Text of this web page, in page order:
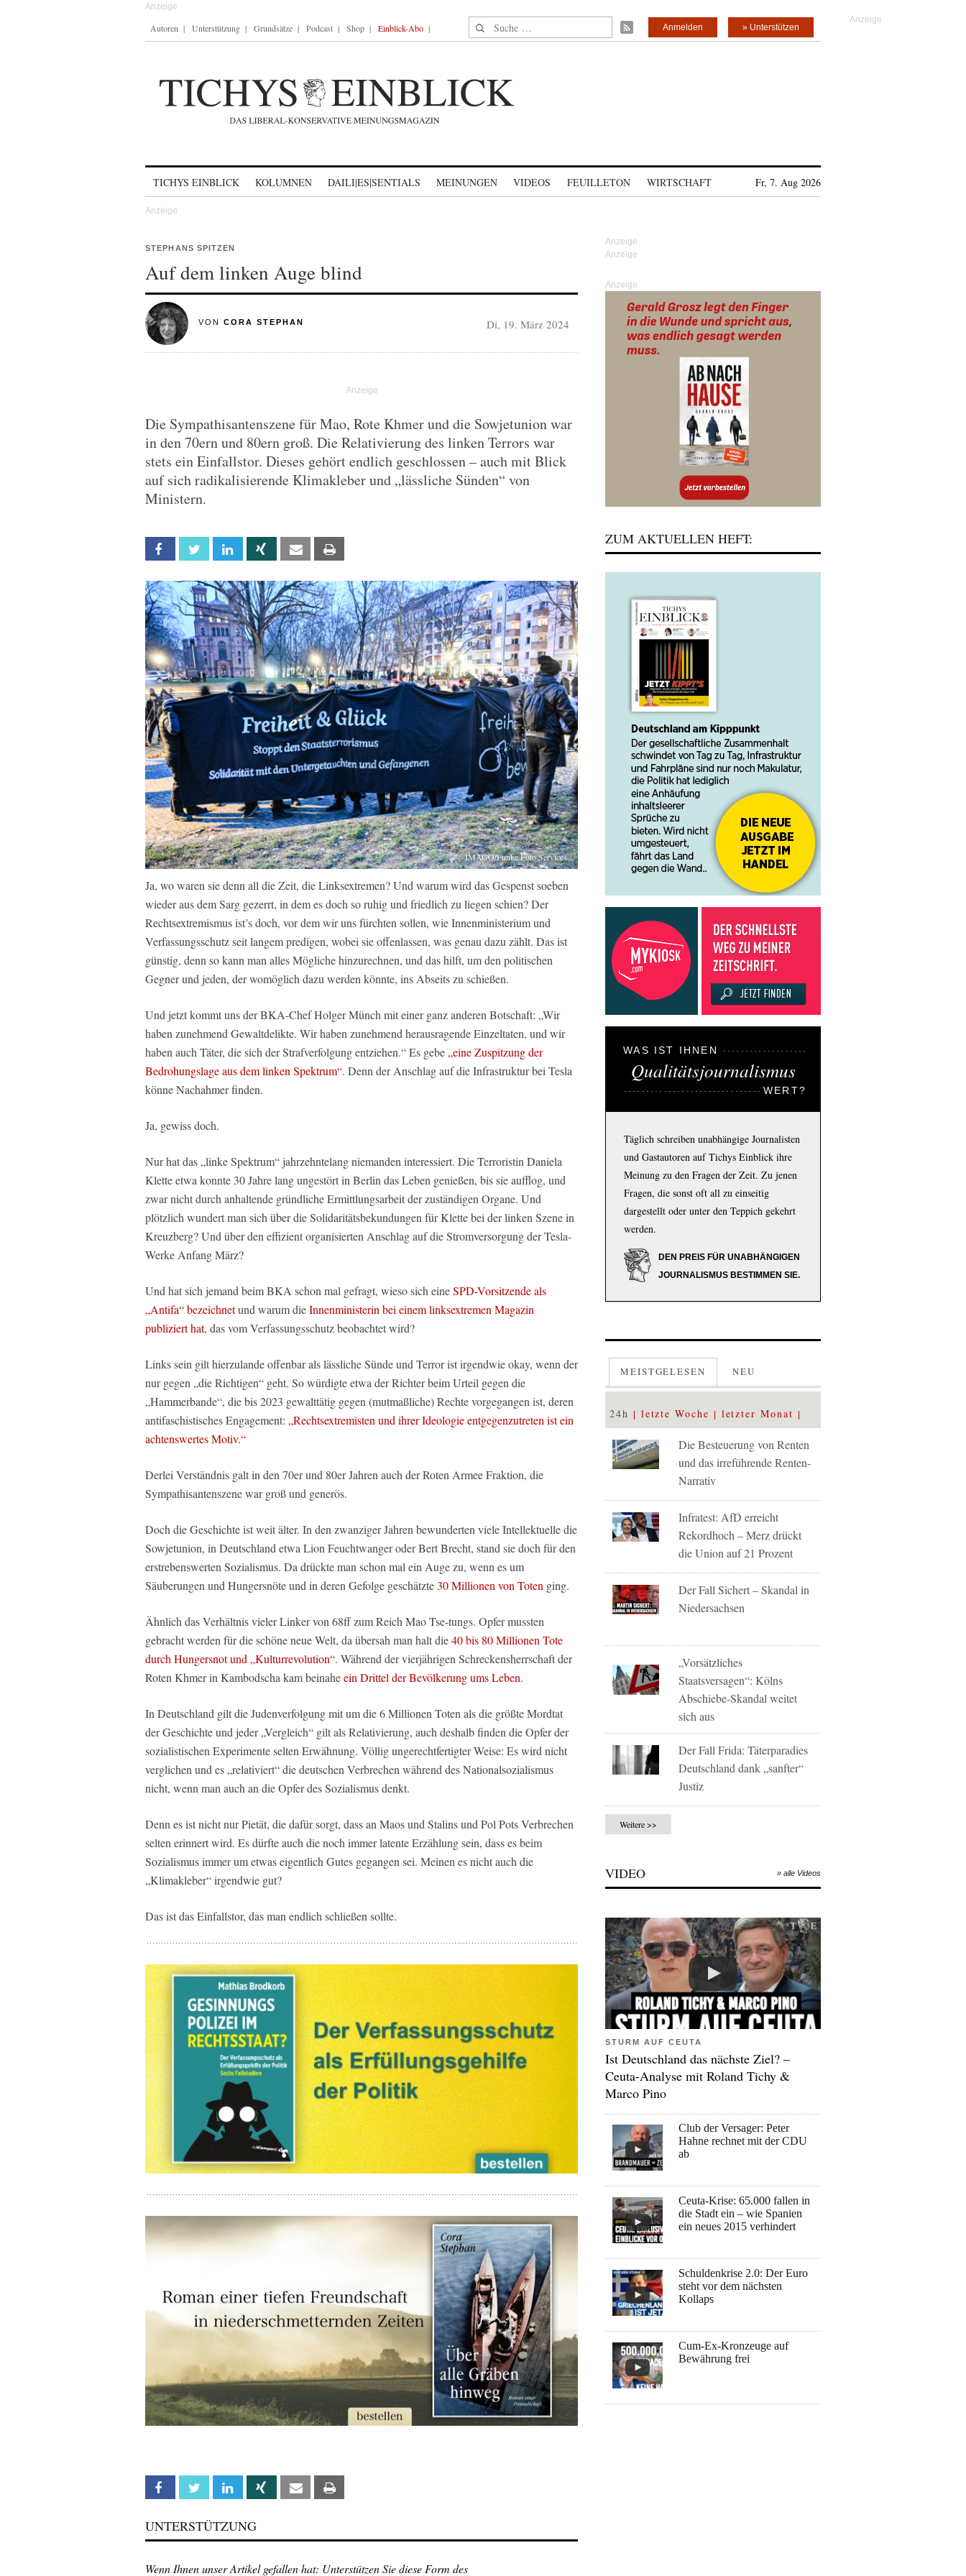
Autoren Unterstützung Grundsätze Podcast Shop Einblick-Abo Suche nach: » Unterstützen
Anmelden
TICHYS EINBLICK KOLUMNEN DAILI|ES|SENTIALS MEINUNGEN VIDEOS FEUILLETON WIRTSCHAFT Fr, 7. Aug 2026
STEPHANS SPITZEN
Auf dem linken Auge blind
VON CORA STEPHAN Di, 19. März 2024
Die Sympathisantenszene für Mao, Rote Khmer und die Sowjetunion war
in den 70ern und 80ern groß. Die Relativierung des linken Terrors war
stets ein Einfallstor. Dieses gehört endlich geschlossen – auch mit Blick
auf sich radikalisierende Klimakleber und „lässliche Sünden“ von
Ministern.
Facebook Twitter Linkedin Xing Email
IMAGO/Funke Foto Services
Ja, wo waren sie denn all die Zeit, die Linksextremen? Und warum wird das Gespenst soeben
wieder aus dem Sarg gezerrt, in dem es doch so ruhig und friedlich zu liegen schien? Der
Rechtsextremismus ist’s doch, vor dem wir uns fürchten sollen, wie Innenministerium und
Verfassungsschutz seit langem predigen, wobei sie offenlassen, was genau dazu zählt. Das ist
günstig, denn so kann man alles Mögliche hinzurechnen, und das hilft, um den politischen
Gegner und jeden, der womöglich dazu werden könnte, ins Abseits zu schießen.
Und jetzt kommt uns der BKA-Chef Holger Münch mit einer ganz anderen Botschaft: „Wir
haben zunehmend Gewaltdelikte. Wir haben zunehmend herausragende Einzeltaten, und wir
haben auch Täter, die sich der Strafverfolgung entziehen.“ Es gebe „eine Zuspitzung der
Bedrohungslage aus dem linken Spektrum“. Denn der Anschlag auf die Infrastruktur bei Tesla
könne Nachahmer finden.
Ja, gewiss doch.
Nur hat das „linke Spektrum“ jahrzehntelang niemanden interessiert. Die Terroristin Daniela
Klette etwa konnte 30 Jahre lang ungestört in Berlin das Leben genießen, bis sie aufflog, und
zwar nicht durch anhaltende gründliche Ermittlungsarbeit der zuständigen Organe. Und
plötzlich wundert man sich über die Solidaritätsbekundungen für Klette bei der linken Szene in
Kreuzberg? Und über den effizient organisierten Anschlag auf die Stromversorgung der Tesla-
Werke Anfang März?
Und hat sich jemand beim BKA schon mal gefragt, wieso sich eineSPD-Vorsitzende als
„Antifa“ bezeichnetund warum dieInnenministerin bei einem linksextremen Magazin
publiziert hat, das vom Verfassungsschutz beobachtet wird?
Links sein gilt hierzulande offenbar als lässliche Sünde und Terror ist irgendwie okay, wenn der
nur gegen „die Richtigen“ geht. So würdigte etwa der Richter beim Urteil gegen die
„Hammerbande“, die bis 2023 gewalttätig gegen (mutmaßliche) Rechte vorgegangen ist, deren
antifaschistisches Engagement: „Rechtsextremisten und ihrer Ideologie entgegenzutreten ist ein
achtenswertes Motiv.“
Derlei Verständnis galt in den 70er und 80er Jahren auch der Roten Armee Fraktion, die
Sympathisantenszene war groß und generös.
Doch die Geschichte ist weit älter. In den zwanziger Jahren bewunderten viele Intellektuelle die
Sowjetunion, in Deutschland etwa Lion Feuchtwanger oder Bert Brecht, stand sie doch für den
erstrebenswerten Sozialismus. Da drückte man schon mal ein Auge zu, wenn es um
Säuberungen und Hungersnöte und in deren Gefolge geschätzte30 Millionen von Toten ging.
Ähnlich das Verhältnis vieler Linker von 68ff zum Reich Mao Tse-tungs. Opfer mussten
gebracht werden für die schöne neue Welt, da übersah man halt die40 bis 80 Millionen Tote
durch Hungersnot und „Kulturrevolution“. Während der vierjährigen Schreckensherrschaft der
Roten Khmer in Kambodscha kam beinaheein Drittel der Bevölkerung ums Leben.
In Deutschland gilt die Judenverfolgung mit um die 6 Millionen Toten als die größte Mordtat
der Geschichte und jeder „Vergleich“ gilt als Relativierung, auch deshalb finden die Opfer der
sozialistischen Experimente selten Erwähnung. Völlig ungerechtfertigter Weise: Es wird nicht
verglichen und es „relativiert“ die deutschen Verbrechen während des Nationalsozialismus
nicht, wenn man auch an die Opfer des Sozialismus denkt.
Denn es ist nicht nur Pietät, die dafür sorgt, dass an Maos und Stalins und Pol Pots Verbrechen
selten erinnert wird. Es dürfte auch die noch immer latente Erzählung sein, dass es beim
Sozialismus immer um etwas eigentlich Gutes gegangen sei. Meinen es nicht auch die
„Klimakleber“ irgendwie gut?
Das ist das Einfallstor, das man endlich schließen sollte.
Facebook Twitter Linkedin Xing Email
UNTERSTÜTZUNG
Wenn Ihnen unser Artikel gefallen hat: Unterstützen Sie diese Form des
Anzeige
ZUM AKTUELLEN HEFT:
WAS IST IHNEN
Qualitätsjournalismus
WERT?
Täglich schreiben unabhängige Journalisten
und Gastautoren auf Tichys Einblick ihre
Meinung zu den Fragen der Zeit. Zu jenen
Fragen, die sonst oft all zu einseitig
dargestellt oder unter den Teppich gekehrt
werden.
DEN PREIS FÜR UNABHÄNGIGEN
JOURNALISMUS BESTIMMEN SIE.
MEISTGELESEN NEU
24h letzte Woche letzter Monat
Die Besteuerung von Renten
und das irreführende Renten-
Narrativ
Infratest: AfD erreicht
Rekordhoch – Merz drückt
die Union auf 21 Prozent
Der Fall Sichert – Skandal in
Niedersachsen
„Vorsätzliches
Staatsversagen“: Kölns
Abschiebe-Skandal weitet
sich aus
Der Fall Frida: Täterparadies
Deutschland dank „sanfter“
Justiz
Weitere >>
VIDEO » alle Videos
STURM AUF CEUTA
Ist Deutschland das nächste Ziel? –
Ceuta-Analyse mit Roland Tichy &
Marco Pino
Club der Versager: Peter
Hahne rechnet mit der CDU
ab
Ceuta-Krise: 65.000 fallen in
die Stadt ein – wie Spanien
ein neues 2015 verhindert
Schuldenkrise 2.0: Der Euro
steht vor dem nächsten
Kollaps
Cum-Ex-Kronzeuge auf
Bewährung frei